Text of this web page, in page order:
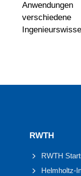
RWTH
RWTH
Helmholtz-